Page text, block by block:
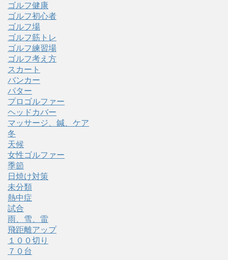
ゴルフ健康
ゴルフ初心者
ゴルフ場
ゴルフ筋トレ
ゴルフ練習場
ゴルフ考え方
スカート
バンカー
パター
プロゴルファー
ヘッドカバー
マッサージ、鍼、ケア
冬
天候
女性ゴルファー
季節
日焼け対策
未分類
熱中症
試合
雨、雪、雷
飛距離アップ
１００切り
７０台